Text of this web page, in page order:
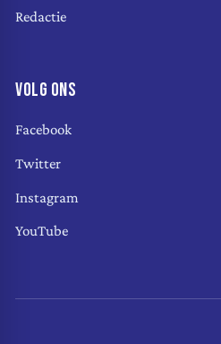
Redactie
VOLG ONS
Facebook
Twitter
Instagram
YouTube